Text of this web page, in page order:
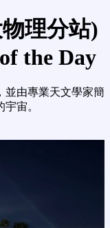
理分站)
the Day
並由專業天文學家簡
宙。